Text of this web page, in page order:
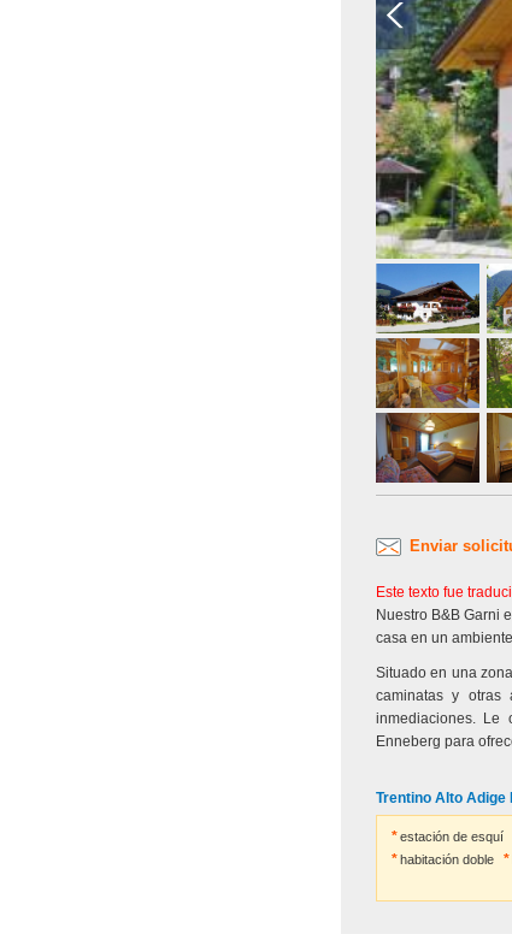
Enviar
Este texto fue
Nuestro B&B Garni
casa en un
Situado en una
caminatas y
inmediaciones. Le
Enneberg para
Trentino Alto Adige
estación de esquí
habitación doble